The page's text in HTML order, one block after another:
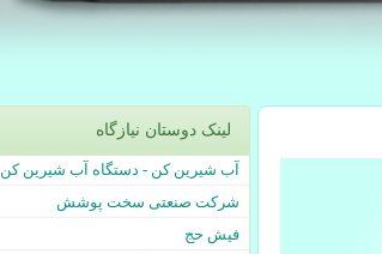
لینک دوستان نیازگاه
آب شیرین کن - دستگاه آب شیرین کن
شرکت صنعتی سخت پوشش
فیش حج